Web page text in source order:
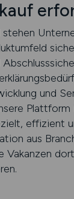
und
effizient
aus
Vakanzen